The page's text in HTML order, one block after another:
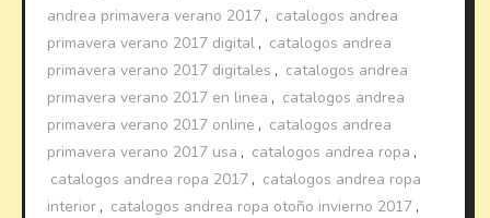
andrea primavera verano 2017 , catalogos andrea
primavera verano 2017 digital , catalogos andrea
primavera verano 2017 digitales , catalogos andrea
primavera verano 2017 en linea , catalogos andrea
primavera verano 2017 online , catalogos andrea
primavera verano 2017 usa , catalogos andrea ropa ,
catalogos andrea ropa 2017 , catalogos andrea ropa
interior , catalogos andrea ropa otoño invierno 2017 ,